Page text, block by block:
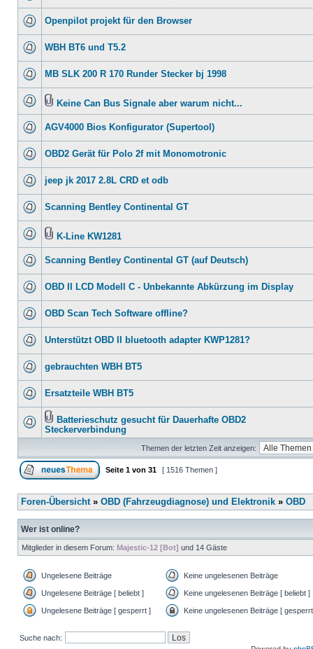
Openpilot projekt für den Browser
WBH BT6 und T5.2
MB SLK 200 R 170 Runder Stecker bj 1998
Keine Can Bus Signale aber warum nicht...
AGV4000 Bios Konfigurator (Supertool)
OBD2 Gerät für Polo 2f mit Monomotronic
jeep jk 2017 2.8L CRD et odb
Scanning Bentley Continental GT
K-Line KW1281
Scanning Bentley Continental GT (auf Deutsch)
OBD II LCD Modell C - Unbekannte Abkürzung im Display
OBD Scan Tech Software offline?
Unterstützt OBD II bluetooth adapter KWP1281?
gebrauchten WBH BT5
Ersatzteile WBH BT5
Batterieschutz gesucht für Dauerhafte OBD2
Steckerverbindung
Themen der letzten Zeit anzeigen:
Seite 1 von 31 [ 1516 Themen ]
Foren-Übersicht» OBD (Fahrzeugdiagnose) und Elektronik » OBD
Wer ist online?
Mitglieder in diesem Forum: Majestic-12 [Bot] und 14 Gäste
Ungelesene Beiträge Keine ungelesenen Beiträge
Ungelesene Beiträge [ beliebt ] Keine ungelesenen Beiträge [ beliebt ]
Ungelesene Beiträge [ gesperrt ] Keine ungelesenen Beiträge [
Suche nach: